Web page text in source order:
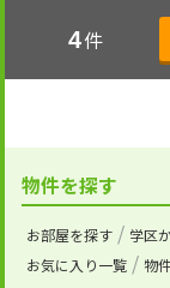
4件
物件を探す
お部屋を探す 学区
お気に入り一覧
物